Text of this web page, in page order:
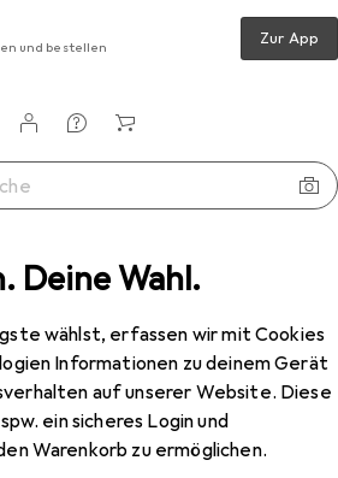
Deine Wahl.
wählst, erfassen wir mit Cookies
Informationen zu deinem Gerät
auf unserer Website. Diese
ein sicheres Login und
Warenkorb zu ermöglichen.
und bestellen Zur App
mm rot, Beutel à 12 Stück
Profi-Haftwickler 36 mm rot,
à 12 Stück